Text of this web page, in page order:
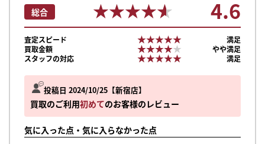
投稿日 2024/10/25 新宿店
買取のご利用初めてのお客様のレビュー
気に入った点・気に入らなかった点
総合 ★★★★★
★★★★★ 4.6
査定スピード ★★★★★
★★★★★
満足
買取金額
★★★★★
★★★★★
やや満足
スタッフの対応
★★★★★
★★★★★ 満足